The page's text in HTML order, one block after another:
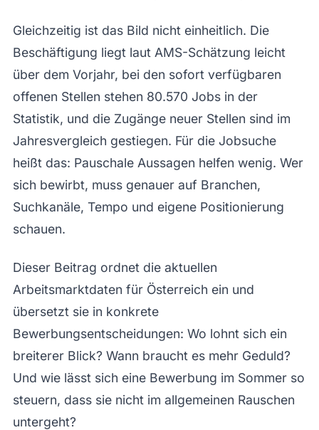
Gleichzeitig ist das Bild nicht einheitlich. Die
Beschäftigung liegt laut AMS-Schätzung leicht
über dem Vorjahr, bei den sofort verfügbaren
offenen Stellen stehen 80.570 Jobs in der
Statistik, und die Zugänge neuer Stellen sind im
Jahresvergleich gestiegen. Für die Jobsuche
heißt das: Pauschale Aussagen helfen wenig. Wer
sich bewirbt, muss genauer auf Branchen,
Suchkanäle, Tempo und eigene Positionierung
schauen.
Dieser Beitrag ordnet die aktuellen
Arbeitsmarktdaten für Österreich ein und
übersetzt sie in konkrete
Bewerbungsentscheidungen: Wo lohnt sich ein
breiterer Blick? Wann braucht es mehr Geduld?
Und wie lässt sich eine Bewerbung im Sommer so
steuern, dass sie nicht im allgemeinen Rauschen
untergeht?